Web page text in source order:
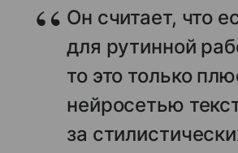
Он считает, что
для рутинной
то это только
нейросетью
за